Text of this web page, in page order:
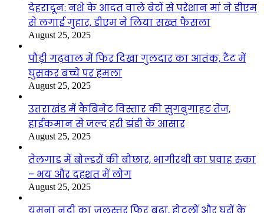
देहरादून: नशे के आदत वाले बेटों से परेशान मां ने डीएम
से लगाई गुहार, डीएम ने लिया सख्त फैसला
August 25, 2025
पौड़ी गढ़वाल में फिर दिखा गुलदार का आतंक, टैंट में
घुसकर बच्चे पर हमला
August 25, 2025
उत्तराखंड में कैबिनेट विस्तार की सुगबुगाहट तेज,
हाईकमान से जल्द हरी झंडी के आसार
August 25, 2025
तेलगाड में बोल्डरों की बौछार, भागीरथी का प्रवाह रुका
– भय और दहशत में लोग
August 25, 2025
यमुना नदी का जलस्तर फिर बढ़ा, होटलों और घरों के